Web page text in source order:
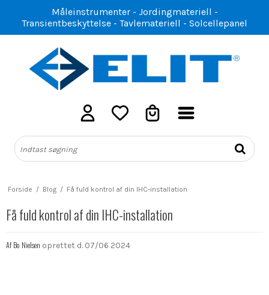
Måleinstrumenter - Jordingmateriell -
Transientbeskyttelse - Tavlemateriell - Solcellepanel
Forside / Blog / Få fuld kontrol af din IHC-installation
Få fuld kontrol af din IHC-installation
Af Bo Nielsen oprettet d. 07/06 2024